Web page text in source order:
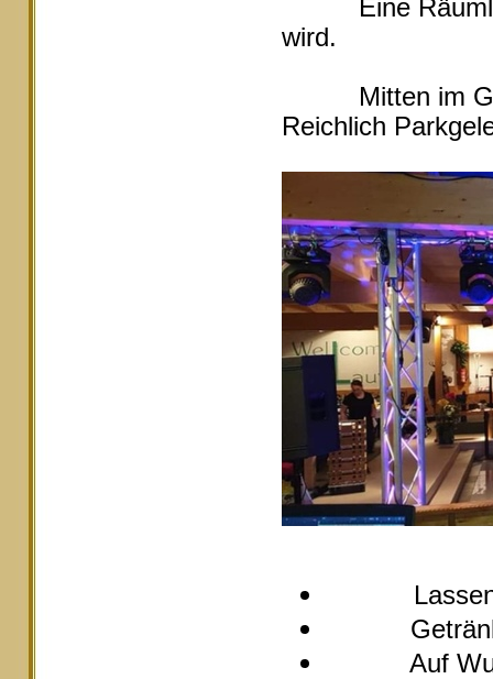
Eine
wird.
Mitten im
Reichlich
Getränke
Auf